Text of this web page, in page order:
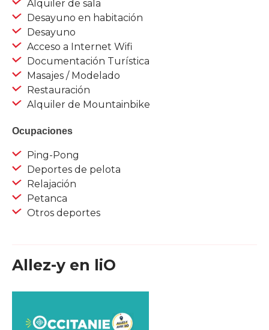
Alquiler de sala
Desayuno en habitación
Desayuno
Acceso a Internet Wifi
Documentación Turística
Masajes / Modelado
Restauración
Alquiler de Mountainbike
Ocupaciones
Ping-Pong
Deportes de pelota
Relajación
Petanca
Otros deportes
Allez-y en liO